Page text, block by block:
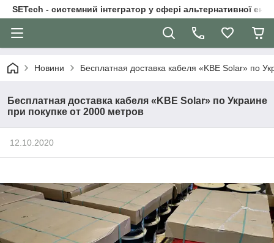
SETech - системний інтегратор у сфері альтернативної
Новини Бесплатная доставка кабеля «KBE Solar» по
Бесплатная доставка кабеля «KBE Solar» по Украине
при покупке от 2000 метров
12.10.2020